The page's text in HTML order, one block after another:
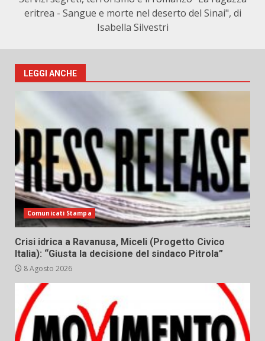
eritrea - Sangue e morte nel deserto del Sinai", di
Isabella Silvestri
LEGGI ANCHE
Comunicati Stampa
Crisi idrica a Ravanusa, Miceli (Progetto Civico
Italia): “Giusta la decisione del sindaco Pitrola”
8 Agosto 2026